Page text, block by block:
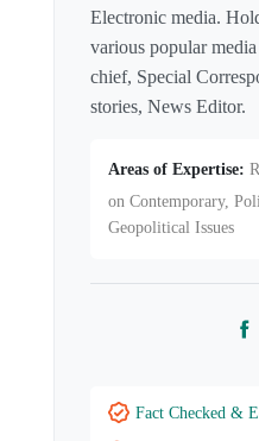
Electronic media.
various popular
chief, Special
stories, News Editor.
Areas of Expertise:
on Contemporary,
Geopolitical Issues
Fact Checked &